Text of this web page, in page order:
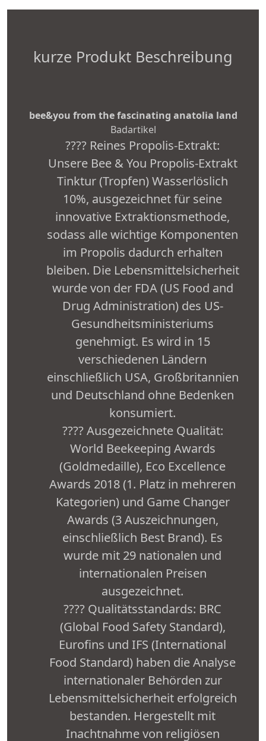
kurze Produkt Beschreibung
bee&you from the fascinating anatolia land
Badartikel
???? Reines Propolis-Extrakt:
Unsere Bee & You Propolis-Extrakt
Tinktur (Tropfen) Wasserlöslich
10%, ausgezeichnet für seine
innovative Extraktionsmethode,
sodass alle wichtige Komponenten
im Propolis dadurch erhalten
bleiben. Die Lebensmittelsicherheit
wurde von der FDA (US Food and
Drug Administration) des US-
Gesundheitsministeriums
genehmigt. Es wird in 15
verschiedenen Ländern
einschließlich USA, Großbritannien
und Deutschland ohne Bedenken
konsumiert.
???? Ausgezeichnete Qualität:
World Beekeeping Awards
(Goldmedaille), Eco Excellence
Awards 2018 (1. Platz in mehreren
Kategorien) und Game Changer
Awards (3 Auszeichnungen,
einschließlich Best Brand). Es
wurde mit 29 nationalen und
internationalen Preisen
ausgezeichnet.
???? Qualitätsstandards: BRC
(Global Food Safety Standard),
Eurofins und IFS (International
Food Standard) haben die Analyse
internationaler Behörden zur
Lebensmittelsicherheit erfolgreich
bestanden. Hergestellt mit
Inachtnahme von religiösen